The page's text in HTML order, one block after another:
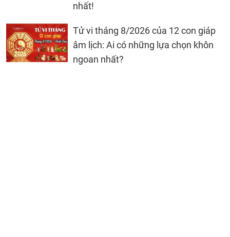
nhất!
Tử vi tháng 8/2026 của 12 con giáp
âm lịch: Ai có những lựa chọn khôn
ngoan nhất?